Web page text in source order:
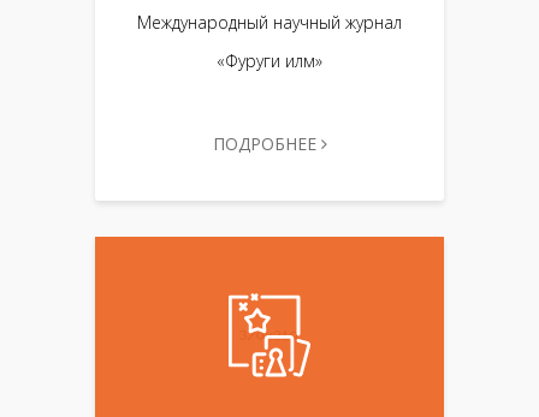
Международный научный журнал
«Фуруги илм»
ПОДРОБНЕЕ